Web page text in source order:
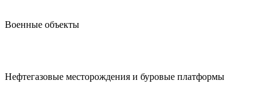
Военные объекты
Нефтегазовые месторождения и буровые платформы